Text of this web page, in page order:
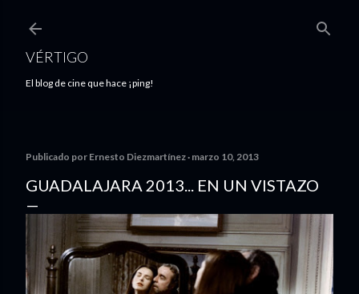
VÉRTIGO
El blog de cine que hace ¡ping!
Publicado por Ernesto Diezmartínez marzo 10, 2013
GUADALAJARA 2013... EN UN VISTAZO